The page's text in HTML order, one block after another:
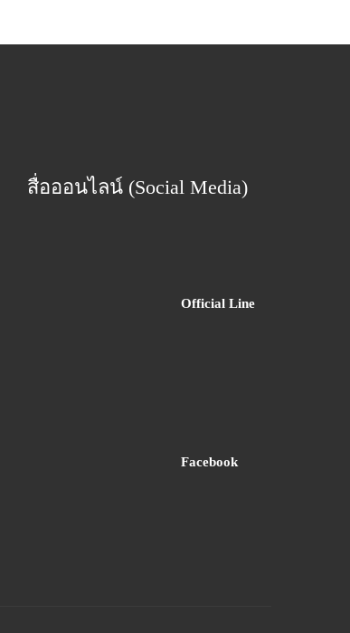
สื่อออนไลน์ (Social Media)
Official Line
Facebook